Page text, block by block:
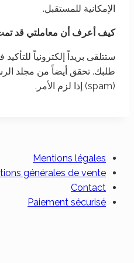
الإمكانية للمستقبل.
كيف أعرف أن معاملتي قد
ستتلقى بريداً إلكترونياً
طلبك. تحقق أيضاً من مجلد
(spam) إذا لزم الأمر.
Mentions légales
générales de vente
Contact
Paiement sécurisé